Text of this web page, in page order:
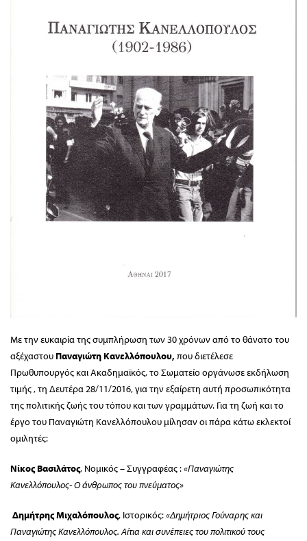
Με την ευκαιρία της συμπλήρωση των 30 χρόνων από το θάνατο του
αξέχαστου Παναγιώτη Κανελλόπουλου, που διετέλεσε
Πρωθυπουργός και Ακαδημαϊκός, το Σωματείο οργάνωσε εκδήλωση
τιμής , τη Δευτέρα 28/11/2016, για την εξαίρετη αυτή προσωπικότητα
της πολιτικής ζωής του τόπου και των γραμμάτων. Για τη ζωή και το
έργο του Παναγιώτη Κανελλόπουλου μίλησαν οι πάρα κάτω εκλεκτοί
ομιλητές:
Νίκος Βασιλάτος, Νομικός – Συγγραφέας :«Παναγιώτης
Κανελλόπουλος- Ο άνθρωπος του πνεύματος»
Δημήτρης Μιχαλόπουλος, Ιστορικός:«Δημήτριος Γούναρης και
Παναγιώτης Κανελλόπουλος. Αίτια και συνέπειες του πολιτικού τους